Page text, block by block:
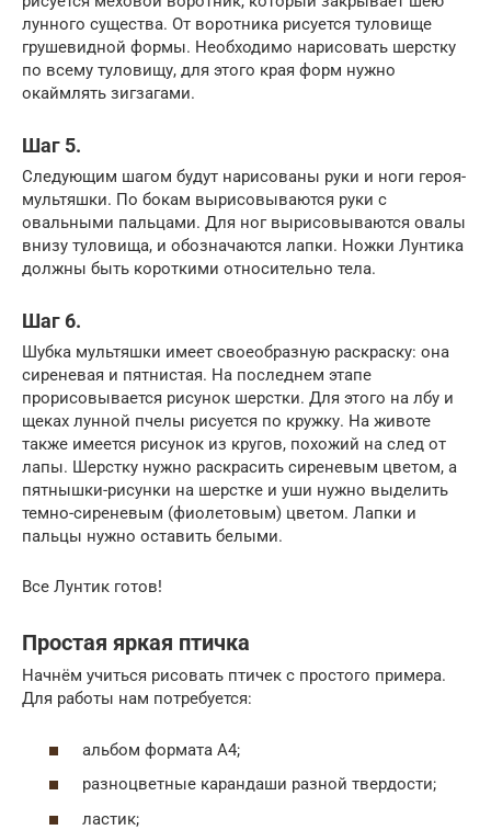
лунного существа. От воротника рисуется туловище
грушевидной формы. Необходимо нарисовать шерстку
по всему туловищу, для этого края форм нужно
окаймлять зигзагами.
Шаг 5.
Следующим шагом будут нарисованы руки и ноги героя-
мультяшки. По бокам вырисовываются руки с
овальными пальцами. Для ног вырисовываются овалы
внизу туловища, и обозначаются лапки. Ножки Лунтика
должны быть короткими относительно тела.
Шаг 6.
Шубка мультяшки имеет своеобразную раскраску: она
сиреневая и пятнистая. На последнем этапе
прорисовывается рисунок шерстки. Для этого на лбу и
щеках лунной пчелы рисуется по кружку. На животе
также имеется рисунок из кругов, похожий на след от
лапы. Шерстку нужно раскрасить сиреневым цветом, а
пятнышки-рисунки на шерстке и уши нужно выделить
темно-сиреневым (фиолетовым) цветом. Лапки и
пальцы нужно оставить белыми.
Все Лунтик готов!
Простая яркая птичка
Начнём учиться рисовать птичек с простого примера.
Для работы нам потребуется:
альбом формата А4;
разноцветные карандаши разной твердости;
ластик;